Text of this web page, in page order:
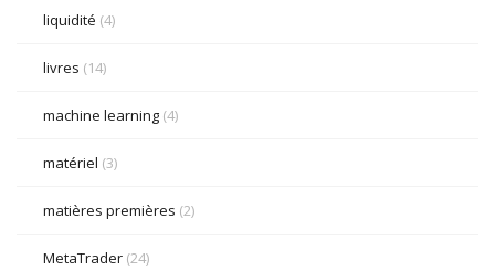
liquidité (4)
livres (14)
machine learning (4)
matériel (3)
matières premières (2)
MetaTrader (24)